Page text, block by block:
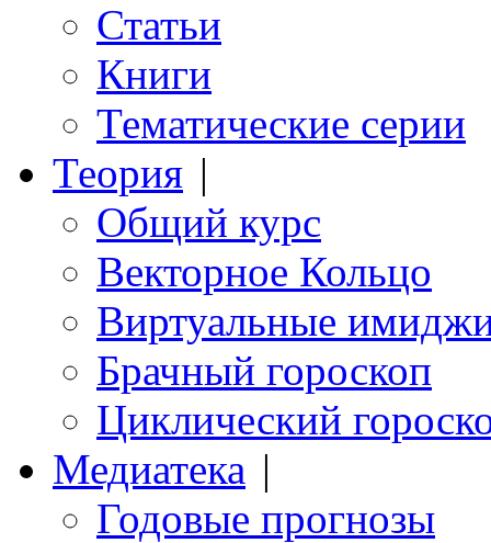
Статьи
Книги
Тематические серии
Теория |
Общий курс
Векторное Кольцо
Виртуальные
Брачный гороскоп
Циклический
Медиатека |
Годовые прогнозы